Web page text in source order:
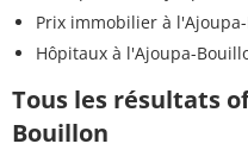
Prix immobilier à
Hôpitaux à l'Ajoupa-
Tous les résultats
Bouillon